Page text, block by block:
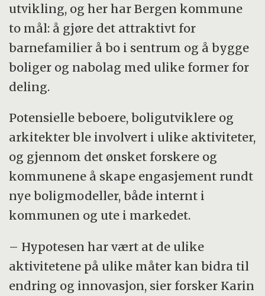
utvikling, og her har Bergen kommune
to mål: å gjøre det attraktivt for
barnefamilier å bo i sentrum og å bygge
boliger og nabolag med ulike former for
deling.
Potensielle beboere, boligutviklere og
arkitekter ble involvert i ulike aktiviteter,
og gjennom det ønsket forskere og
kommunene å skape engasjement rundt
nye boligmodeller, både internt i
kommunen og ute i markedet.
– Hypotesen har vært at de ulike
aktivitetene på ulike måter kan bidra til
endring og innovasjon, sier forsker Karin